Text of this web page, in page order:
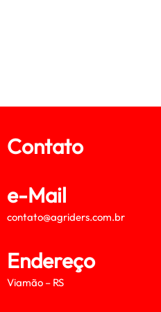
Contato
e-Mail
contato@agriders.com.br
Endereço
Viamão – RS